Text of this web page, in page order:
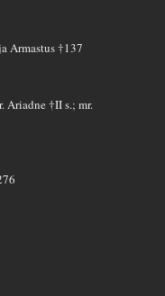
Armastus †137
Ariadne †II s.; mr.